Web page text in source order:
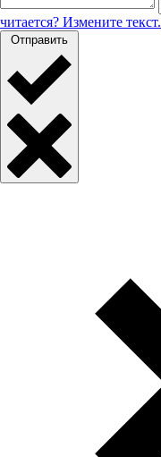
читается? Измените текст.
Отправить